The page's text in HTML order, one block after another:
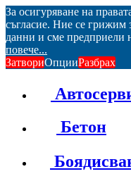
За осигуряване на
съгласие. Ние се грижим
данни и сме предприели
повече...
ЗатвориОпцииРазбрах
Бетон